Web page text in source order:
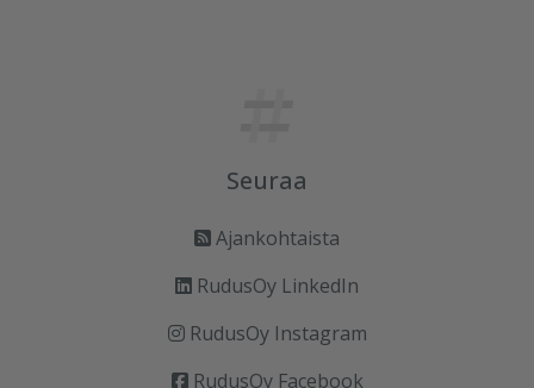
Seuraa
Ajankohtaista
RudusOy LinkedIn
RudusOy Instagram
RudusOy Facebook